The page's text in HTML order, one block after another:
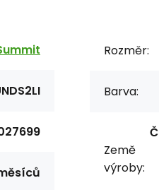
Rozměr:
Barva:
Země
výroby: